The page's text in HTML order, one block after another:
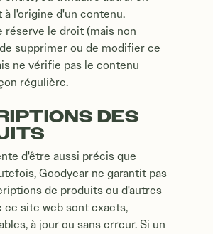
à l'origine d'un contenu.
réserve le droit (mais non
supprimer ou de modifier ce
ne vérifie pas le contenu
régulière.
DES
d'être aussi précis que
Goodyear ne garantit pas
de produits ou d'autres
ce site web sont exacts,
à jour ou sans erreur. Si un